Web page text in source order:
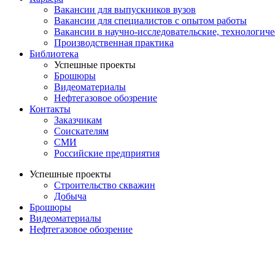
Вакансии для выпускников вузов
Вакансии для специалистов с опытом работы
Вакансии в научно-исследовательские,
Производственная практика
Библиотека
Успешные проекты
Брошюры
Видеоматериалы
Нефтегазовое обозрение
Контакты
Заказчикам
Соискателям
СМИ
Российские предприятия
Успешные проекты
Строительство скважин
Добыча
Брошюры
Видеоматериалы
Нефтегазовое обозрение